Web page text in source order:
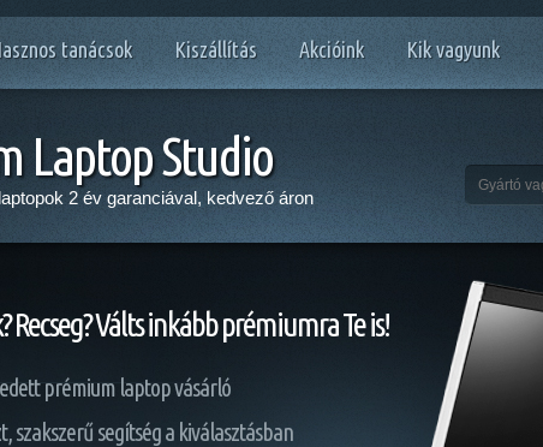
tanácsok Kiszállítás Akcióink Kik vagyunk
Laptop Studio
2 év garanciával, kedvező áron
Recseg? Válts inkább prémiumra Te is!
prémium laptop vásárló
szakszerű segítség a kiválasztásban